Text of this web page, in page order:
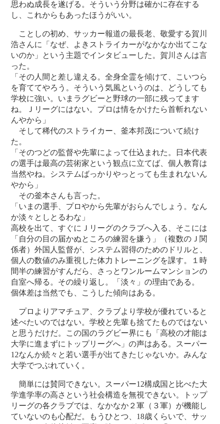
思わぬ成長を遂げる。そういう分野は確かに存在する
し、これからもあったほうがいい。
ことしの初め、サッカー報道の最長老、敬愛する賀川
浩さんに「なぜ、よきストライカーがなかなか出てこな
いのか」という主題でインタビューした。賀川さんは言
った。
「その人間と差し違える。全身全霊を傾けて、こいつら
を育ててやろう。そういう気風というのは、どうしても
学校に強い。いまラグビーと野球の一部に残ってます
ね。Ｊリーグにはない。プロは情をかけたら首斬れない
んやから」
そして稀代のストライカー、釜本邦茂について続け
た。
「そのつどの監督や先輩によって仕込まれた。日本代表
の選手は最高の芸術家という観点に立てば、個人教育は
当然やね。システムばっかりやっとっても生まれないん
やから」
その釜本さんも言った。
「いまの選手、プロやから先輩がおらんでしょう。なん
か淡々としとるわな」
高校を出て、すぐにＪリーグのクラブへ入る、そこには
「自分の目の届かぬところの練習を嫌う」（複数のＪ関
係者）外国人監督が、システム習得のためのドリルと、
個人の数値のみ重視した体力トレーニングを課す。１時
間半の練習がすんだら、さっとワンルームマンションの
自室へ帰る。その繰り返し。「淡々」の理由である。
個体差は当然でも、こうした傾向はある。
プロよりアマチュア、クラブより学校が優れていると
述べたいのではない。学校と先輩も捨てたものではない
と思うだけだ。この国のラグビー界にも「高校の才能は
大学に進まずにトップリーグへ」の声はある。スーパー
12なんか続々と若い選手が出てきたじゃないか。みんな
大学でつぶれていく。
簡単には賛同できない。スーパー12構成国と比べた大
学進学率の高さという社会構造を無視できない。トップ
リーグの各クラブでは、なかなか２軍（３軍）が機能し
ていないのも心配だ。もうひとつ、18歳くらいで、サッ